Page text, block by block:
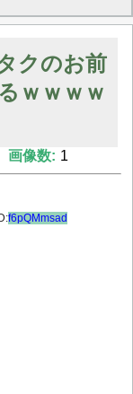
評価は本物か？ディズ
ならず？北川莉央が1
てくよ
クのお前
ｗｗｗｗ
画像数: 1
f6pQMmsad